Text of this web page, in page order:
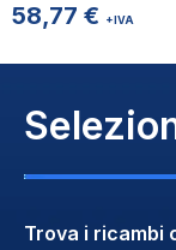
58,77 € +IVA
Trova i ricambi